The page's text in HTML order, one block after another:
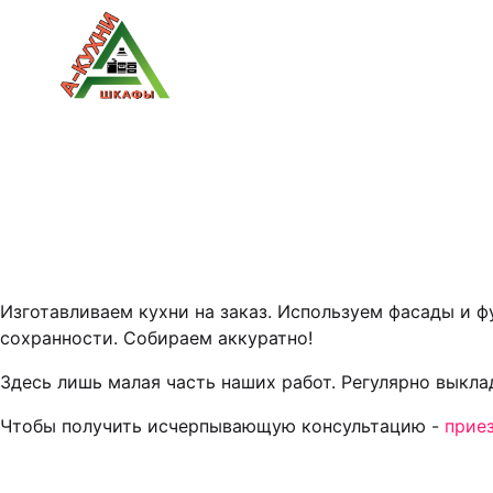
Изготавливаем кухни на заказ. Используем фасады
сохранности. Собираем аккуратно!
Здесь лишь малая часть наших работ. Регулярно
Чтобы получить исчерпывающую консультацию -